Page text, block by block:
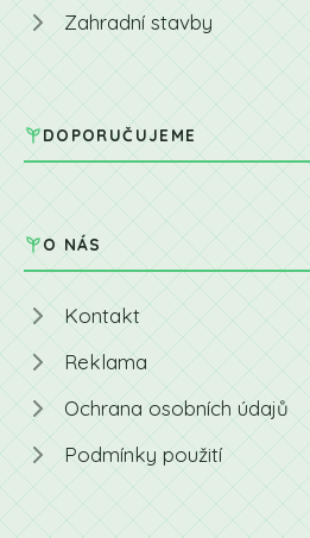
Zahradní stavby
DOPORUČUJEME
O NÁS
Kontakt
Reklama
Ochrana osobních údajů
Podmínky použití